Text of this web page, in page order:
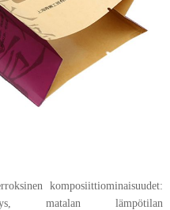
komposiittiominaisuudet:
matalan lämpötilan